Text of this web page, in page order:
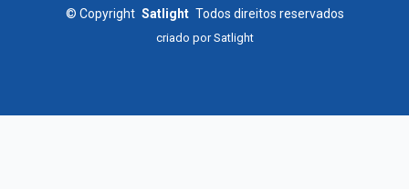
© Copyright Satlight Todos direitos reservados
criado porSatlight